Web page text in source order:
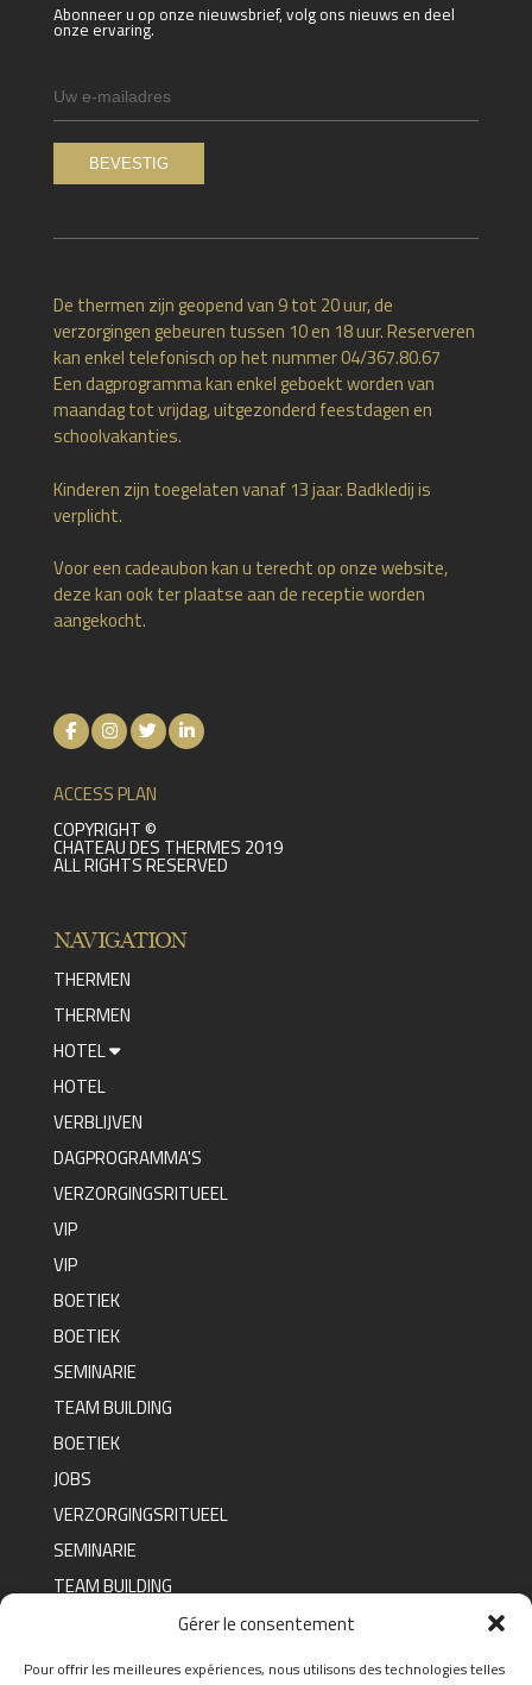
Gérer le consentement
Pour offrir les meilleures expériences, nous utilisons des technologies telles
Abonneer u op onze nieuwsbrief, volg ons nieuws en deel
onze ervaring.
De thermen zijn geopend van 9 tot 20 uur, de
verzorgingen gebeuren tussen 10 en 18 uur. Reserveren
kan enkel telefonisch op het nummer 04/367.80.67
Een dagprogramma kan enkel geboekt worden van
maandag tot vrijdag, uitgezonderd feestdagen en
schoolvakanties.
Kinderen zijn toegelaten vanaf 13 jaar. Badkledij is
verplicht.
Voor een cadeaubon kan u terecht op onze website,
deze kan ook ter plaatse aan de receptie worden
aangekocht.
ACCESS PLAN
COPYRIGHT ©
CHATEAU DES THERMES 2019
ALL RIGHTS RESERVED
NAVIGATION
THERMEN
THERMEN
HOTEL
HOTEL
VERBLIJVEN
DAGPROGRAMMA'S
VERZORGINGSRITUEEL
VIP
VIP
BOETIEK
BOETIEK
SEMINARIE
TEAM BUILDING
BOETIEK
JOBS
VERZORGINGSRITUEEL
SEMINARIE
TEAM BUILDING